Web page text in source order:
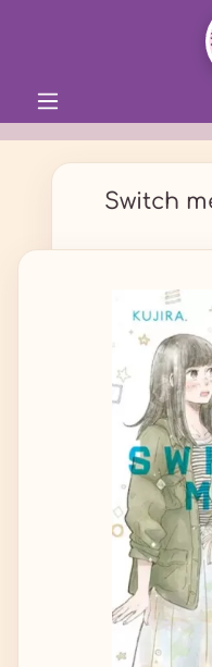
Switch
Bildergalerie